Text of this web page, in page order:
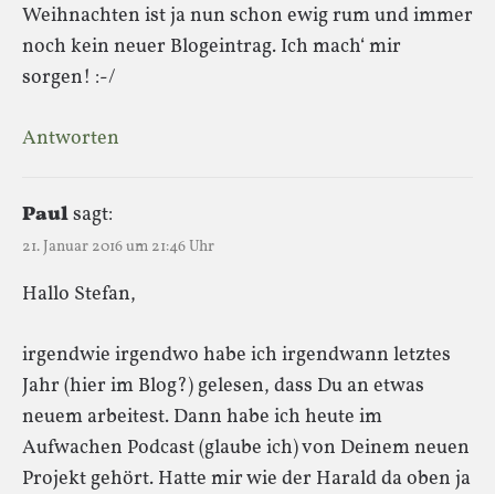
Weihnachten ist ja nun schon ewig rum und immer
noch kein neuer Blogeintrag. Ich mach‘ mir
sorgen! :-/
Antworten
Paulsagt:
21. Januar 2016 um 21:46 Uhr
Hallo Stefan,
irgendwie irgendwo habe ich irgendwann letztes
Jahr (hier im Blog?) gelesen, dass Du an etwas
neuem arbeitest. Dann habe ich heute im
Aufwachen Podcast (glaube ich) von Deinem neuen
Projekt gehört. Hatte mir wie der Harald da oben ja